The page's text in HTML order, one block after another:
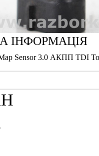
ІНФОРМАЦІЯ
Sensor 3.0 АКПП TDI